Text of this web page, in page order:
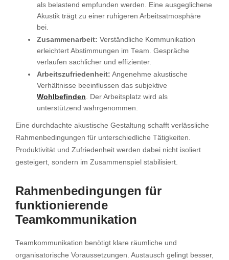
als belastend empfunden werden. Eine ausgeglichene
Akustik trägt zu einer ruhigeren Arbeitsatmosphäre
bei.
Zusammenarbeit: Verständliche Kommunikation
erleichtert Abstimmungen im Team. Gespräche
verlaufen sachlicher und effizienter.
Arbeitszufriedenheit: Angenehme akustische
Verhältnisse beeinflussen das subjektive
Wohlbefinden. Der Arbeitsplatz wird als
unterstützend wahrgenommen.
Eine durchdachte akustische Gestaltung schafft verlässliche
Rahmenbedingungen für unterschiedliche Tätigkeiten.
Produktivität und Zufriedenheit werden dabei nicht isoliert
gesteigert, sondern im Zusammenspiel stabilisiert.
Rahmenbedingungen für
funktionierende
Teamkommunikation
Teamkommunikation benötigt klare räumliche und
organisatorische Voraussetzungen. Austausch gelingt besser,